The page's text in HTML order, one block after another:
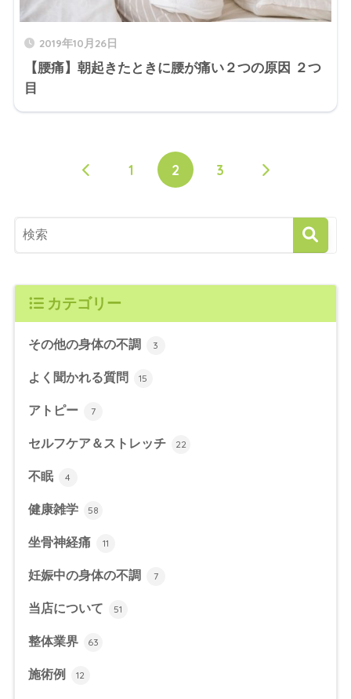
2019年10月26日
【腰痛】朝起きたときに腰が痛い２つの原因 ２つ
目
1 2 3
カテゴリー
その他の身体の不調 3
よく聞かれる質問 15
アトピー 7
セルフケア＆ストレッチ 22
不眠 4
健康雑学 58
坐骨神経痛 11
妊娠中の身体の不調 7
当店について 51
整体業界 63
施術例 12